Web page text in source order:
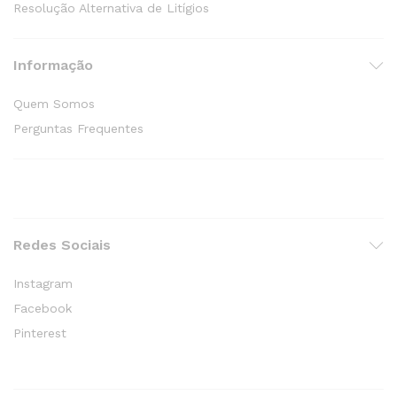
Resolução Alternativa de Litígios
Informação
Quem Somos
Perguntas Frequentes
Redes Sociais
Instagram
Facebook
Pinterest